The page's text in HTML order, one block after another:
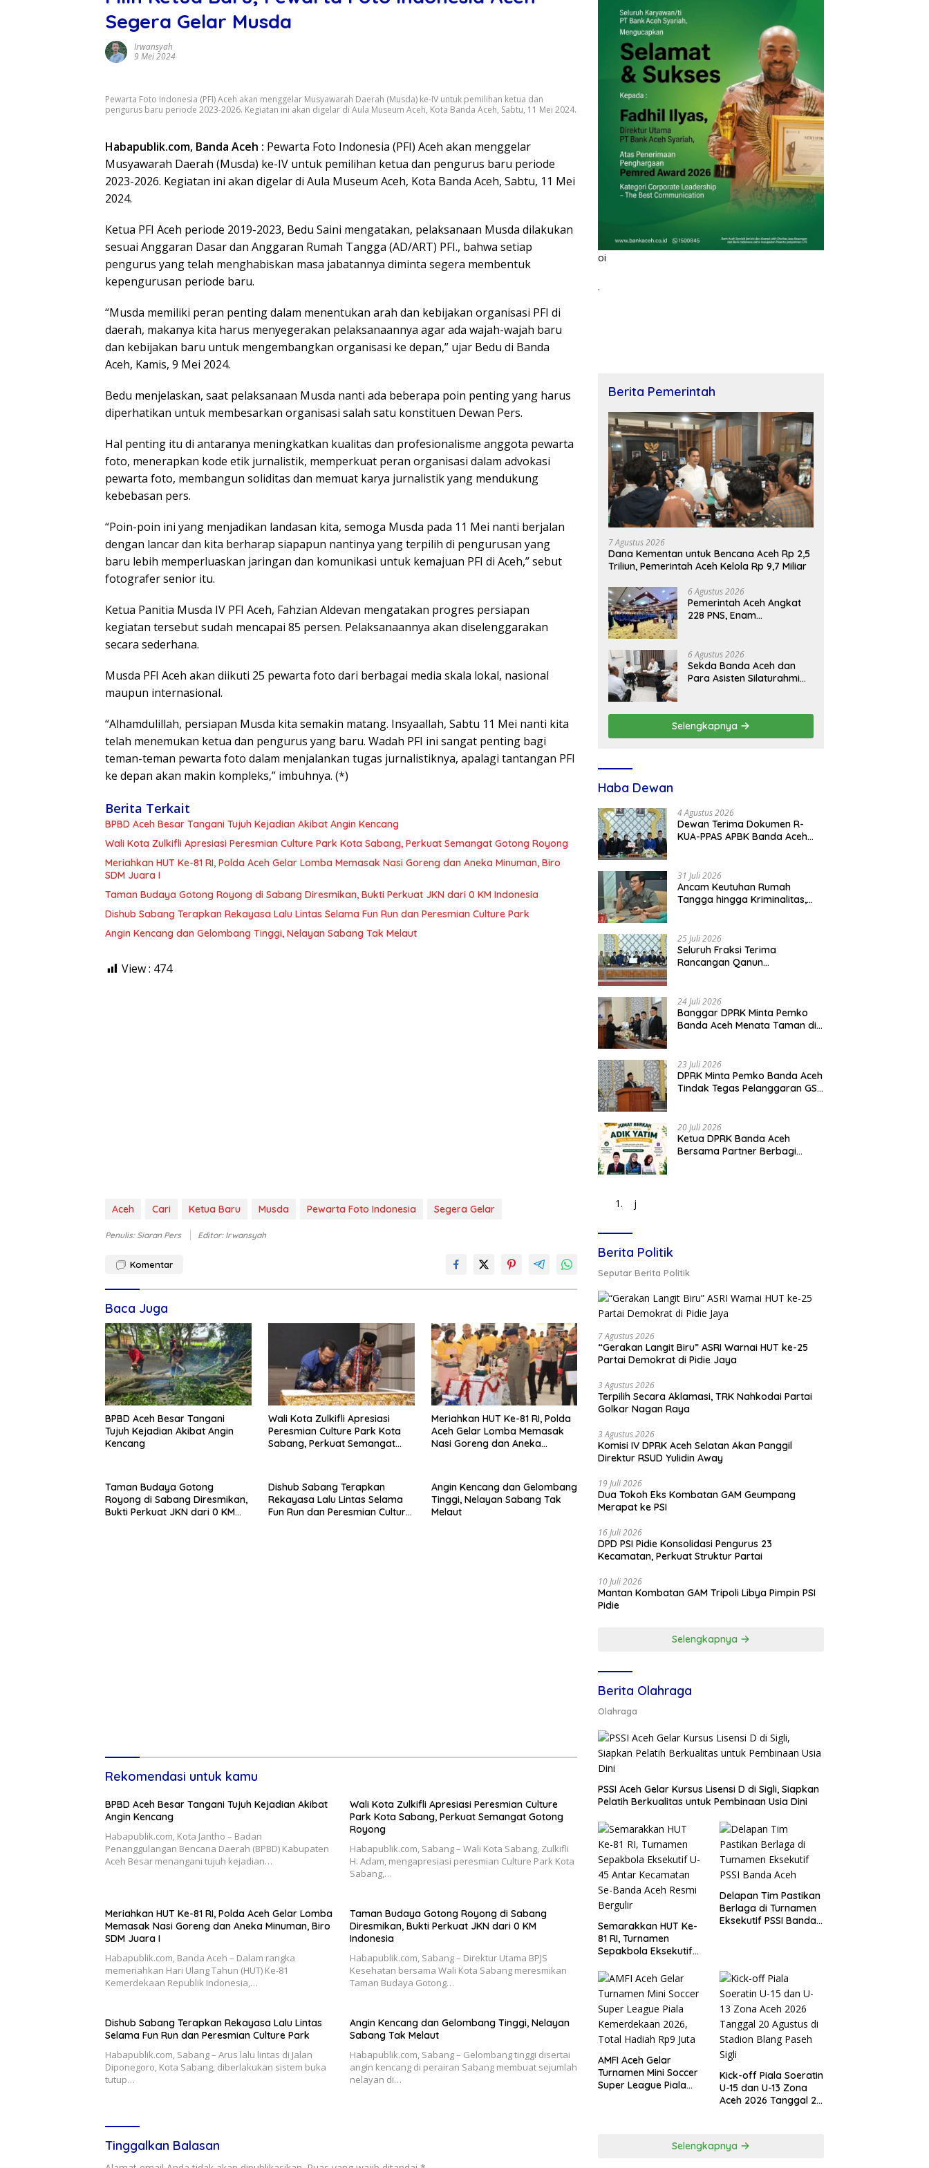
Segera Gelar Musda
Irwansyah
9 Mei 2024
Pewarta Foto Indonesia (PFI) Aceh akan menggelar Musyawarah Daerah (Musda) ke-IV untuk pemilihan ketua dan
pengurus baru periode 2023-2026. Kegiatan ini akan digelar di Aula Museum Aceh, Kota Banda Aceh, Sabtu, 11 Mei 2024.
Habapublik.com, Banda Aceh : Pewarta Foto Indonesia (PFI) Aceh akan menggelar
Musyawarah Daerah (Musda) ke-IV untuk pemilihan ketua dan pengurus baru periode
2023-2026. Kegiatan ini akan digelar di Aula Museum Aceh, Kota Banda Aceh, Sabtu, 11 Mei
2024.
Ketua PFI Aceh periode 2019-2023, Bedu Saini mengatakan, pelaksanaan Musda dilakukan
sesuai Anggaran Dasar dan Anggaran Rumah Tangga (AD/ART) PFI., bahwa setiap
pengurus yang telah menghabiskan masa jabatannya diminta segera membentuk
kepengurusan periode baru.
“Musda memiliki peran penting dalam menentukan arah dan kebijakan organisasi PFI di
daerah, makanya kita harus menyegerakan pelaksanaannya agar ada wajah-wajah baru
dan kebijakan baru untuk mengembangkan organisasi ke depan,” ujar Bedu di Banda
Aceh, Kamis, 9 Mei 2024.
Bedu menjelaskan, saat pelaksanaan Musda nanti ada beberapa poin penting yang harus
diperhatikan untuk membesarkan organisasi salah satu konstituen Dewan Pers.
Hal penting itu di antaranya meningkatkan kualitas dan profesionalisme anggota pewarta
foto, menerapkan kode etik jurnalistik, memperkuat peran organisasi dalam advokasi
pewarta foto, membangun soliditas dan memuat karya jurnalistik yang mendukung
kebebasan pers.
“Poin-poin ini yang menjadikan landasan kita, semoga Musda pada 11 Mei nanti berjalan
dengan lancar dan kita berharap siapapun nantinya yang terpilih di pengurusan yang
baru lebih memperluaskan jaringan dan komunikasi untuk kemajuan PFI di Aceh,” sebut
fotografer senior itu.
Ketua Panitia Musda IV PFI Aceh, Fahzian Aldevan mengatakan progres persiapan
kegiatan tersebut sudah mencapai 85 persen. Pelaksanaannya akan diselenggarakan
secara sederhana.
Musda PFI Aceh akan diikuti 25 pewarta foto dari berbagai media skala lokal, nasional
maupun internasional.
“Alhamdulillah, persiapan Musda kita semakin matang. Insyaallah, Sabtu 11 Mei nanti kita
telah menemukan ketua dan pengurus yang baru. Wadah PFI ini sangat penting bagi
teman-teman pewarta foto dalam menjalankan tugas jurnalistiknya, apalagi tantangan PFI
ke depan akan makin kompleks,” imbuhnya. (*)
Berita Terkait
BPBD Aceh Besar Tangani Tujuh Kejadian Akibat Angin Kencang
Wali Kota Zulkifli Apresiasi Peresmian Culture Park Kota Sabang, Perkuat Semangat Gotong Royong
Meriahkan HUT Ke-81 RI, Polda Aceh Gelar Lomba Memasak Nasi Goreng dan Aneka Minuman, Biro
SDM Juara I
Taman Budaya Gotong Royong di Sabang Diresmikan, Bukti Perkuat JKN dari 0 KM Indonesia
Dishub Sabang Terapkan Rekayasa Lalu Lintas Selama Fun Run dan Peresmian Culture Park
Angin Kencang dan Gelombang Tinggi, Nelayan Sabang Tak Melaut
View : 474
Aceh Cari Ketua Baru Musda Pewarta Foto Indonesia Segera Gelar
Penulis: Siaran Pers Editor: Irwansyah
Komentar
Baca Juga
BPBD Aceh Besar Tangani
Tujuh Kejadian Akibat Angin
Kencang
Wali Kota Zulkifli Apresiasi
Peresmian Culture Park Kota
Sabang, Perkuat Semangat
Meriahkan HUT Ke-81 RI, Polda
Aceh Gelar Lomba Memasak
Nasi Goreng dan Aneka
Taman Budaya Gotong
Royong di Sabang Diresmikan,
Bukti Perkuat JKN dari 0 KM
Dishub Sabang Terapkan
Rekayasa Lalu Lintas Selama
Fun Run dan Peresmian Culture
Angin Kencang dan Gelombang
Tinggi, Nelayan Sabang Tak
Melaut
Rekomendasi untuk kamu
BPBD Aceh Besar Tangani Tujuh Kejadian Akibat
Angin Kencang
Habapublik.com, Kota Jantho – Badan
Penanggulangan Bencana Daerah (BPBD) Kabupaten
Aceh Besar menangani tujuh kejadian…
Wali Kota Zulkifli Apresiasi Peresmian Culture
Park Kota Sabang, Perkuat Semangat Gotong
Royong
Habapublik.com, Sabang – Wali Kota Sabang, Zulkifli
H. Adam, mengapresiasi peresmian Culture Park Kota
Sabang,…
Meriahkan HUT Ke-81 RI, Polda Aceh Gelar Lomba
Memasak Nasi Goreng dan Aneka Minuman, Biro
SDM Juara I
Habapublik.com, Banda Aceh – Dalam rangka
memeriahkan Hari Ulang Tahun (HUT) Ke-81
Kemerdekaan Republik Indonesia,…
Taman Budaya Gotong Royong di Sabang
Diresmikan, Bukti Perkuat JKN dari 0 KM
Indonesia
Habapublik.com, Sabang – Direktur Utama BPJS
Kesehatan bersama Wali Kota Sabang meresmikan
Taman Budaya Gotong…
Dishub Sabang Terapkan Rekayasa Lalu Lintas
Selama Fun Run dan Peresmian Culture Park
Habapublik.com, Sabang – Arus lalu lintas di Jalan
Diponegoro, Kota Sabang, diberlakukan sistem buka
tutup…
Angin Kencang dan Gelombang Tinggi, Nelayan
Sabang Tak Melaut
Habapublik.com, Sabang – Gelombang tinggi disertai
angin kencang di perairan Sabang membuat sejumlah
nelayan di…
Tinggalkan Balasan
oi
.
Berita Pemerintah
7 Agustus 2026
Dana Kementan untuk Bencana Aceh Rp 2,5
Triliun, Pemerintah Aceh Kelola Rp 9,7 Miliar
6 Agustus 2026
Pemerintah Aceh Angkat
228 PNS, Enam
6 Agustus 2026
Sekda Banda Aceh dan
Para Asisten Silaturahmi
Selengkapnya
Haba Dewan
4 Agustus 2026
Dewan Terima Dokumen R-
KUA-PPAS APBK Banda Aceh
31 Juli 2026
Ancam Keutuhan Rumah
Tangga hingga Kriminalitas,
Narkoba
25 Juli 2026
Seluruh Fraksi Terima
Rancangan Qanun
Tahun Anggaran 2025
24 Juli 2026
Banggar DPRK Minta Pemko
Banda Aceh Menata Taman di
23 Juli 2026
DPRK Minta Pemko Banda Aceh
Tindak Tegas Pelanggaran GSB
20 Juli 2026
Ketua DPRK Banda Aceh
Bersama Partner Berbagi
j
Berita Politik
Seputar Berita Politik
7 Agustus 2026
“Gerakan Langit Biru” ASRI Warnai HUT ke-25
Partai Demokrat di Pidie Jaya
3 Agustus 2026
Terpilih Secara Aklamasi, TRK Nahkodai Partai
Golkar Nagan Raya
3 Agustus 2026
Komisi IV DPRK Aceh Selatan Akan Panggil
Direktur RSUD Yulidin Away
19 Juli 2026
Dua Tokoh Eks Kombatan GAM Geumpang
Merapat ke PSI
16 Juli 2026
DPD PSI Pidie Konsolidasi Pengurus 23
Kecamatan, Perkuat Struktur Partai
10 Juli 2026
Mantan Kombatan GAM Tripoli Libya Pimpin PSI
Pidie
Selengkapnya
Berita Olahraga
Olahraga
PSSI Aceh Gelar Kursus Lisensi D di Sigli, Siapkan
Pelatih Berkualitas untuk Pembinaan Usia Dini
Semarakkan HUT Ke-
81 RI, Turnamen
Sepakbola Eksekutif
Kecamatan Se-Banda
Aceh Resmi Bergulir
Delapan Tim Pastikan
Berlaga di Turnamen
Eksekutif PSSI Banda
AMFI Aceh Gelar
Turnamen Mini Soccer
Super League Piala
Kick-off Piala Soeratin
U-15 dan U-13 Zona
Aceh 2026 Tanggal 20
Selengkapnya